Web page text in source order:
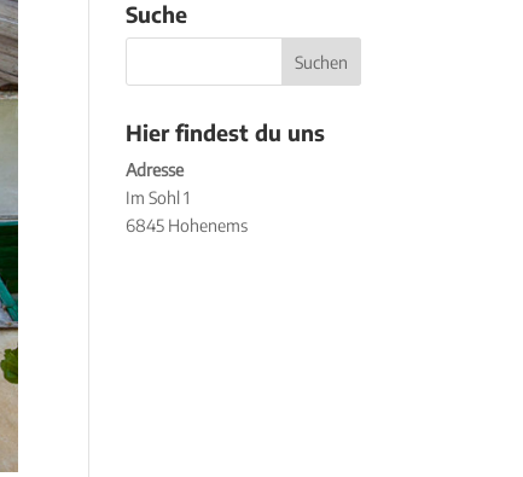
Suche
Hier findest du uns
Adresse
Im Sohl 1
6845 Hohenems